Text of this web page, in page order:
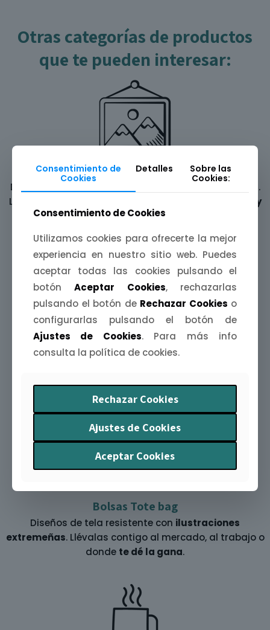
Otras categorías de productos
que te pueden interesar:
Láminas ilustradas
Decora tus paredes con una
.
Láminas A4, A5 y A6 inspiradas en
paisajes, fiestas y
leyendasde nuestra tierra.
Agendas Extremeñas
Organiza tu año con arte y humor. La
ilustraciones y curiosidadesde nuestra tierra.
Bolsas Tote bag
Diseños de tela resistente con ilustraciones
extremeñas. Llévalas contigo al mercado, al trabajo o
donde te dé la gana.
Consentimiento de
Cookies
Detalles
Sobre las
Cookies:
Consentimiento de Cookies
Utilizamos cookies para ofrecerte la mejor
experiencia en nuestro sitio web. Puedes
aceptar todas las cookies pulsando el
botónAceptar Cookies, rechazarlas
pulsando el botón de Rechazar Cookies o
configurarlas pulsando el botón de
Ajustes de Cookies. Para más info
consulta la política de cookies.
Rechazar Cookies
Ajustes de Cookies
Aceptar Cookies